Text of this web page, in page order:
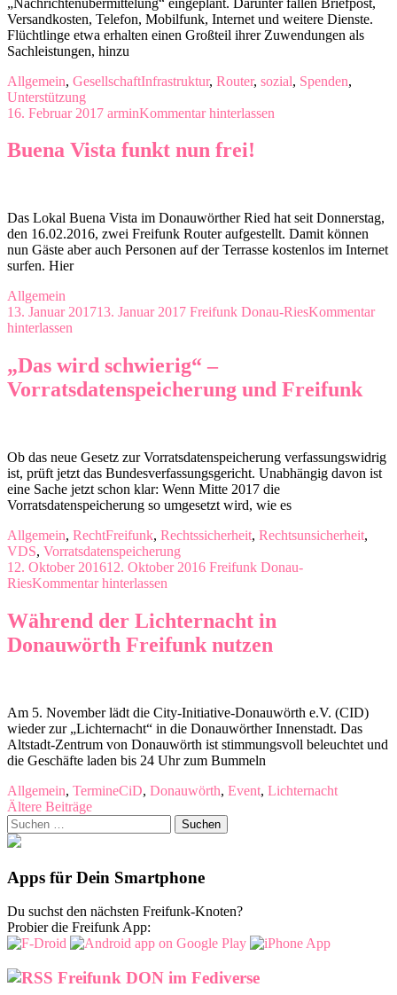
Versandkosten, Telefon, Mobilfunk, Internet und weitere Dienste.
Flüchtlinge etwa erhalten einen Großteil ihrer Zuwendungen als
Sachleistungen, hinzu
Allgemein, GesellschaftInfrastruktur, Router, sozial, Spenden,
Unterstützung
16. Februar 2017 arminKommentar hinterlassen
Buena Vista funkt nun frei!
Das Lokal Buena Vista im Donauwörther Ried hat seit Donnerstag,
den 16.02.2016, zwei Freifunk Router aufgestellt. Damit können
nun Gäste aber auch Personen auf der Terrasse kostenlos im Internet
surfen. Hier
Allgemein
13. Januar 201713. Januar 2017 Freifunk Donau-RiesKommentar
hinterlassen
„Das wird schwierig“ –
Vorratsdatenspeicherung und Freifunk
Ob das neue Gesetz zur Vorratsdatenspeicherung verfassungswidrig
ist, prüft jetzt das Bundesverfassungsgericht. Unabhängig davon ist
eine Sache jetzt schon klar: Wenn Mitte 2017 die
Vorratsdatenspeicherung so umgesetzt wird, wie es
Allgemein, RechtFreifunk, Rechtssicherheit, Rechtsunsicherheit,
VDS, Vorratsdatenspeicherung
12. Oktober 201612. Oktober 2016 Freifunk Donau-
RiesKommentar hinterlassen
Während der Lichternacht in
Donauwörth Freifunk nutzen
Am 5. November lädt die City-Initiative-Donauwörth e.V. (CID)
wieder zur „Lichternacht“ in die Donauwörther Innenstadt. Das
Altstadt-Zentrum von Donauwörth ist stimmungsvoll beleuchtet und
die Geschäfte laden bis 24 Uhr zum Bummeln
Allgemein, TermineCiD, Donauwörth, Event, Lichternacht
Beitragsnavigation
Ältere Beiträge
Suchen
nach:
Apps für Dein Smartphone
Du suchst den nächsten Freifunk-Knoten?
Probier die Freifunk App:
Freifunk DON im Fediverse